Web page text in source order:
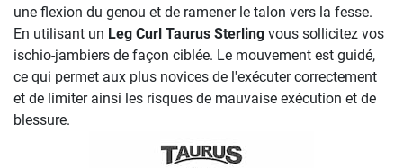
une flexion du genou et de ramener le talon vers la fesse.
En utilisant un Leg Curl Taurus Sterling vous sollicitez vos
ischio-jambiers de façon ciblée. Le mouvement est guidé,
ce qui permet aux plus novices de l'exécuter correctement
et de limiter ainsi les risques de mauvaise exécution et de
blessure.